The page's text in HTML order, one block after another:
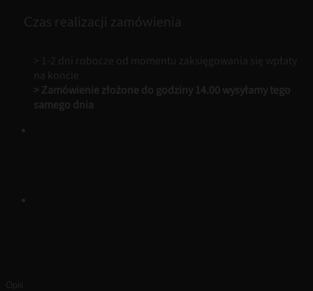
50
ml
Czas realizacji zamówienia
> 1-2 dni robocze od momentu zaksięgowania się wpłaty
na koncie
> Zamówienie złożone do godziny 14.00 wysyłamy tego
samego dnia
Opis